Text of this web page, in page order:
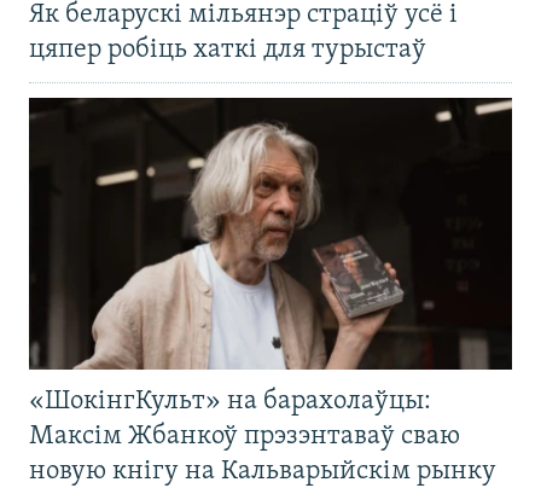
Як беларускі мільянэр страціў усё і
цяпер робіць хаткі для турыстаў
«ШокінгКульт» на барахолаўцы:
Максім Жбанкоў прэзэнтаваў сваю
новую кнігу на Кальварыйскім рынку